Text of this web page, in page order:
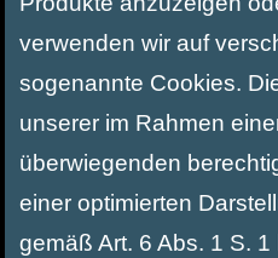
verwenden wir auf
sogenannte Cookies.
unserer im Rahmen
überwiegenden
einer optimierten
gemäß Art. 6 Abs. 1 S.